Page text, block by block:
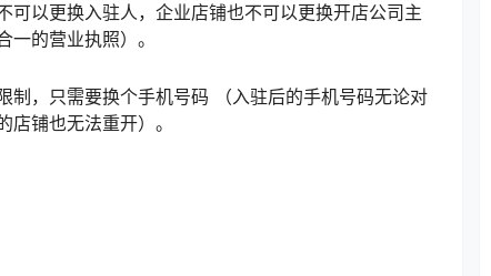
可以更换入驻人，企业店铺也不可以更换开店公司主
的营业执照）。
制，只需要换个手机号码 （入驻后的手机号码无论对
铺也无法重开）。